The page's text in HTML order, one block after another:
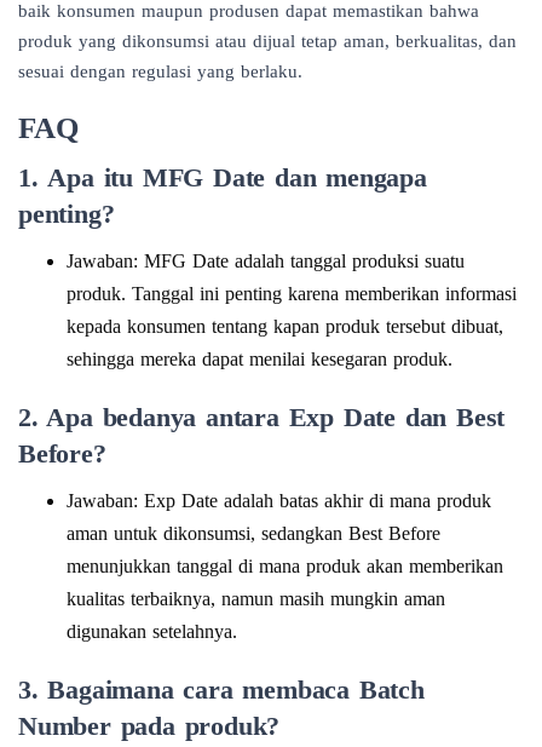
baik konsumen maupun produsen dapat memastikan bahwa
produk yang dikonsumsi atau dijual tetap aman, berkualitas, dan
sesuai dengan regulasi yang berlaku.
FAQ
1. Apa itu MFG Date dan mengapa
penting?
Jawaban: MFG Date adalah tanggal produksi suatu
produk. Tanggal ini penting karena memberikan informasi
kepada konsumen tentang kapan produk tersebut dibuat,
sehingga mereka dapat menilai kesegaran produk.
2. Apa bedanya antara Exp Date dan Best
Before?
Jawaban: Exp Date adalah batas akhir di mana produk
aman untuk dikonsumsi, sedangkan Best Before
menunjukkan tanggal di mana produk akan memberikan
kualitas terbaiknya, namun masih mungkin aman
digunakan setelahnya.
3. Bagaimana cara membaca Batch
Number pada produk?